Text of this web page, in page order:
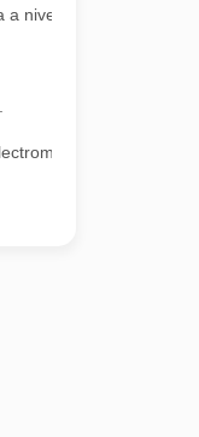
nivel nacional y más
pintura,